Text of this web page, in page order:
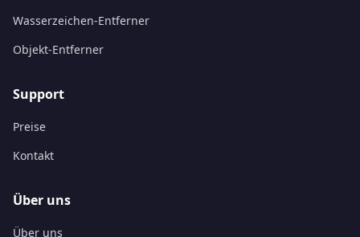
Wasserzeichen-Entferner
Objekt-Entferner
Support
Preise
Kontakt
Über uns
Über uns